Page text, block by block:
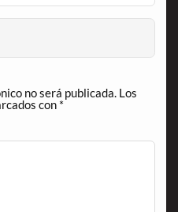
no será publicada. Los
con *